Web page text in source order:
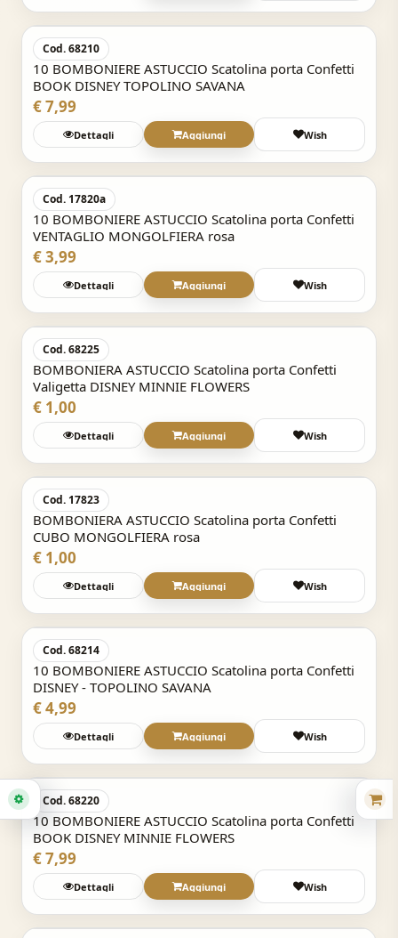
Cod. 68210
10 BOMBONIERE ASTUCCIO Scatolina porta Confetti
BOOK DISNEY TOPOLINO SAVANA
€ 7,99
Dettagli Aggiungi Wish
Acquisto Veloce
Cod. 17820a
10 BOMBONIERE ASTUCCIO Scatolina porta Confetti
VENTAGLIO MONGOLFIERA rosa
€ 3,99
Dettagli Aggiungi Wish
Acquisto Veloce
Cod. 68225
BOMBONIERA ASTUCCIO Scatolina porta Confetti
Valigetta DISNEY MINNIE FLOWERS
€ 1,00
Dettagli Aggiungi Wish
Acquisto Veloce
Cod. 17823
BOMBONIERA ASTUCCIO Scatolina porta Confetti
CUBO MONGOLFIERA rosa
€ 1,00
Dettagli Aggiungi Wish
Acquisto Veloce
Cod. 68214
10 BOMBONIERE ASTUCCIO Scatolina porta Confetti
DISNEY - TOPOLINO SAVANA
€ 4,99
Dettagli Aggiungi Wish
Acquisto Veloce
Cod. 68220
10 BOMBONIERE ASTUCCIO Scatolina porta Confetti
BOOK DISNEY MINNIE FLOWERS
€ 7,99
Dettagli Aggiungi Wish
Acquisto Veloce